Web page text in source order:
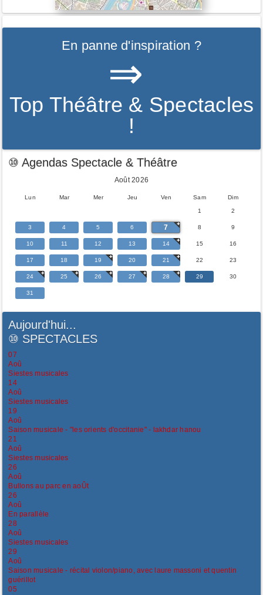
En panne d'inspiration ?
⇒
Top Théâtre & Spectacles
!
⑩ Agendas Spectacle & Théâtre
Août 2026
Lun Mar Mer Jeu Ven Sam Dim
1 2
3 4 5 6 7 8 9
10 11 12 13 14 15 16
17 18 19 20 21 22 23
24 25 26 27 28 29 30
31
Aujourd'hui...
⑩ SPECTACLES
07
Aoû
Siestes musicales
14
Aoû
Siestes musicales
19
Aoû
Saison musicale - "les orients d'occitanie" - lakhdar hanou
21
Aoû
Siestes musicales
26
Aoû
Bullons au parc en aoÛt
26
Aoû
En parallèle
28
Aoû
Siestes musicales
29
Aoû
Saison musicale - récital violon/piano, avec laure massoni et quentin
guérillot
05